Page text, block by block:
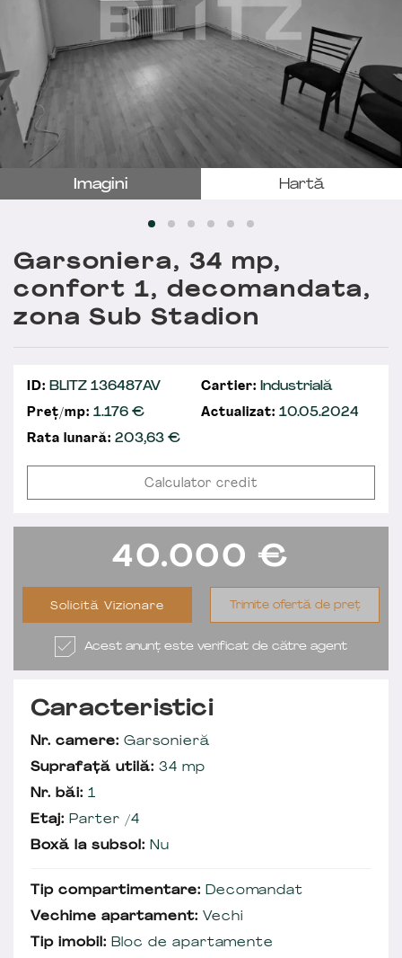
Imagini Hartă
Garsoniera, 34 mp,
confort 1, decomandata,
zona Sub Stadion
ID: BLITZ 136487AV Cartier: Industrială
Preț/mp: 1.176 € Actualizat: 10.05.2024
Rata lunară: 203,63€
Calculator credit
40.000 €
Solicită Vizionare Trimite ofertă de preț
Acest anunț este verificat de către agent
Caracteristici
Nr. camere: Garsonieră
Suprafață utilă: 34 mp
Nr. băi: 1
Etaj: Parter /4
Boxă la subsol: Nu
Tip compartimentare: Decomandat
Vechime apartament: Vechi
Tip imobil: Bloc de apartamente